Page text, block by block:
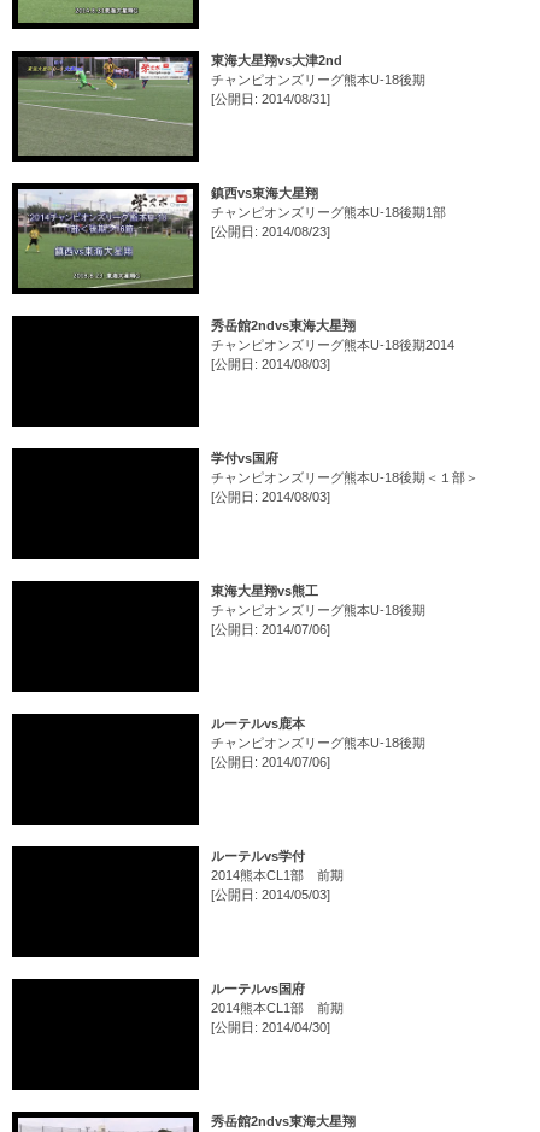
東海大星翔vs大津2nd
チャンピオンズリーグ熊本U-18後期
[公開日: 2014/08/31]
鎮西vs東海大星翔
チャンピオンズリーグ熊本U-18後期1部
[公開日: 2014/08/23]
秀岳館2ndvs東海大星翔
チャンピオンズリーグ熊本U-18後期2014
[公開日: 2014/08/03]
学付vs国府
チャンピオンズリーグ熊本U-18後期＜１部＞
[公開日: 2014/08/03]
東海大星翔vs熊工
チャンピオンズリーグ熊本U-18後期
[公開日: 2014/07/06]
ルーテルvs鹿本
チャンピオンズリーグ熊本U-18後期
[公開日: 2014/07/06]
ルーテルvs学付
2014熊本CL1部 前期
[公開日: 2014/05/03]
ルーテルvs国府
2014熊本CL1部 前期
[公開日: 2014/04/30]
秀岳館2ndvs東海大星翔